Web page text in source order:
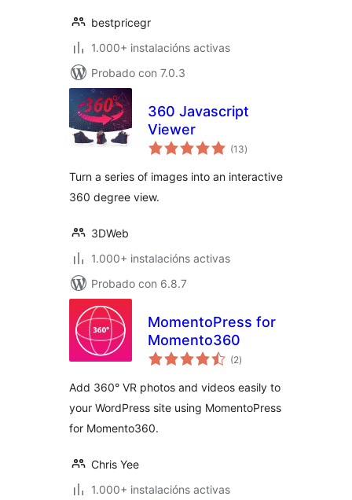
bestpricegr
1.000+ instalacións activas
Probado con 7.0.3
360 Javascript
Viewer
(13valoracións
totais
)
Turn a series of images into an interactive
360 degree view.
3DWeb
1.000+ instalacións activas
Probado con 6.8.7
MomentoPress for
Momento360
(2valoracións
totais
)
Add 360° VR photos and videos easily to
your WordPress site using MomentoPress
for Momento360.
Chris Yee
1.000+ instalacións activas